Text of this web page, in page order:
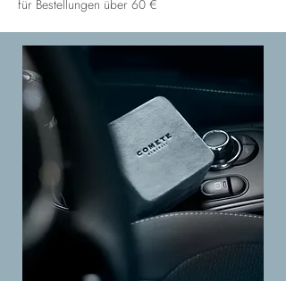
für Bestellungen über 60 €